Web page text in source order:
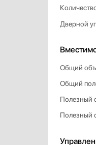
Дверной
Общий
Общий
Полезный
Полезный